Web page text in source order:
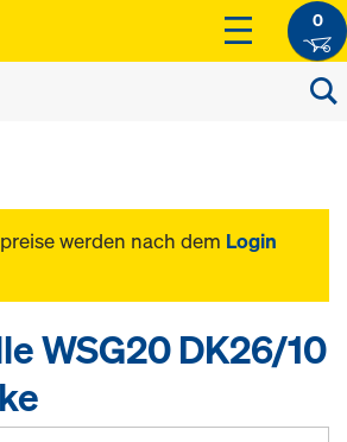
0
werden nach dem Login
WSG20 DK26/10